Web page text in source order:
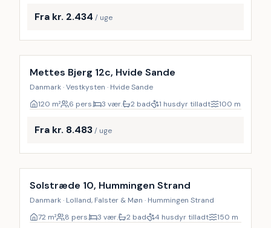
Fra kr. 2.434 / uge
Inkl. rengøring
Mettes Bjerg 12c, Hvide Sande
Danmark · Vestkysten · Hvide Sande
120 m² 6 pers. 3 vær. 2 bad 1 husdyr tilladt 100 m
Fra kr. 8.483/ uge
Inkl. rengøring
Solstræde 10, Hummingen Strand
Danmark · Lolland, Falster & Møn · Hummingen Strand
72 m² 8 pers. 3 vær. 2 bad 4 husdyr tilladt 150 m